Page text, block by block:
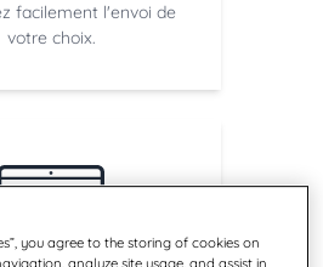
facilement l'envoi de
votre choix.
you agree to the storing of cookies on
analyze site usage, and assist in